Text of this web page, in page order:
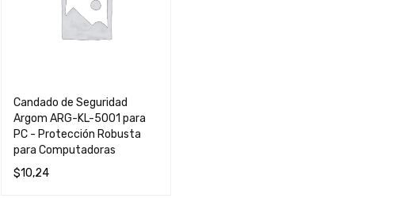
Candado de Seguridad
Argom ARG-KL-5001 para
PC - Protección Robusta
para Computadoras
$10,24